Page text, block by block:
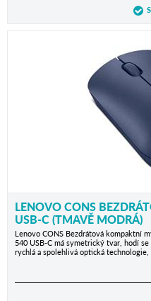
LENOVO CONS
USB-C (TMAVĚ MODRÁ)
Lenovo CONS Bezdrátová kompaktní
540 USB-C má symetrický tvar, hodí
rychlá a spolehlivá optická